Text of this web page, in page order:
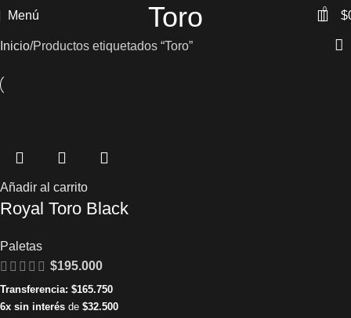
Menú 0 $
Toro
Inicio Productos etiquetados “Toro”
Añadir al carrito
Royal Toro Black
Paletas
$195.000
Transferencia: $165.750
6x sin interés de $32.500